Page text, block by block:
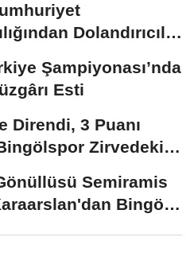
Dolandırıcılık
Şampiyonası’nda
Esti
Direndi, 3 Puanı
Zirvedeki
Semiramis
Bingöl